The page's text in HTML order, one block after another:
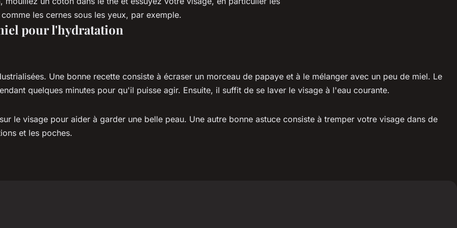
les cernes sous les yeux, par exemple.
pour l'hydratation
Une bonne recette consiste à écraser un morceau de papaye et à le mélanger avec un peu de miel. Le
quelques minutes pour qu'il puisse agir. Ensuite, il suffit de se laver le visage à l'eau courante.
le visage pour aider à garder une belle peau. Une autre bonne astuce consiste à tremper votre visage dans de
et les poches.